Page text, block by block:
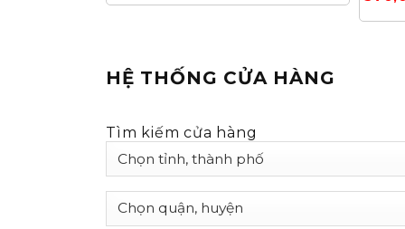
HỆ THỐNG CỬA HÀNG
Tìm kiếm cửa hàng